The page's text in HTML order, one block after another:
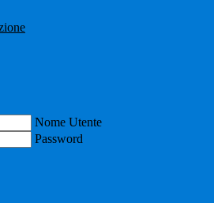
Nome Utente
Password